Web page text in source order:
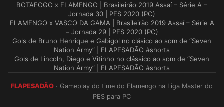
BOTAFOGO x FLAMENGO | Brasileirão 2019 Assaí – Série A –
Jornada 30 | PES 2020 (PC)
FLAMENGO x VASCO DA GAMA | Brasileirão 2019 Assaí – Série A
– Jornada 29 | PES 2020 (PC)
Gols de Bruno Henrique e Gabigol no clásico ao som de “Seven
Nation Army” | FLAPESADÃO #shorts
Gols de Lincoln, Diego e Vitinho no clássico ao som de “Seven
Nation Army” | FLAPESADÃO #shorts
FLAPESADÃO · Gameplay do time do Flamengo na Liga Master do
PES para PC